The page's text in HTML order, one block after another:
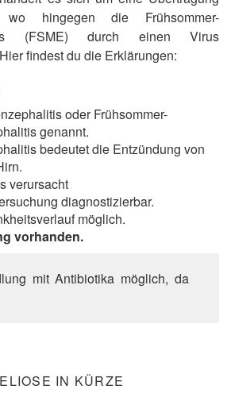
wo hingegen die Frühsommer-
(FSME) durch einen Virus
findest du die Erklärungen:
oder Frühsommer-
genannt.
bedeutet die Entzündung von
verursacht
diagnostizierbar.
möglich.
vorhanden.
mit Antibiotika möglich, da
IN KÜRZE